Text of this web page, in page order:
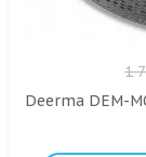
1
Deerma DEM-